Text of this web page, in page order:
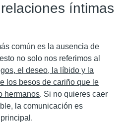
íntimas
común es la ausencia de
no solo nos referimos al
el deseo, la líbido y la
los besos de cariño que le
hermanos. Si no quieres caer
la comunicación es